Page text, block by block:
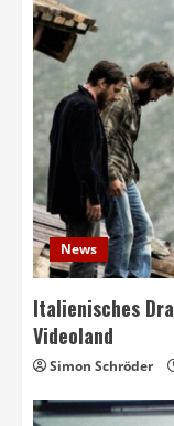
News
Italienisches
Videoland
Simon Schröder